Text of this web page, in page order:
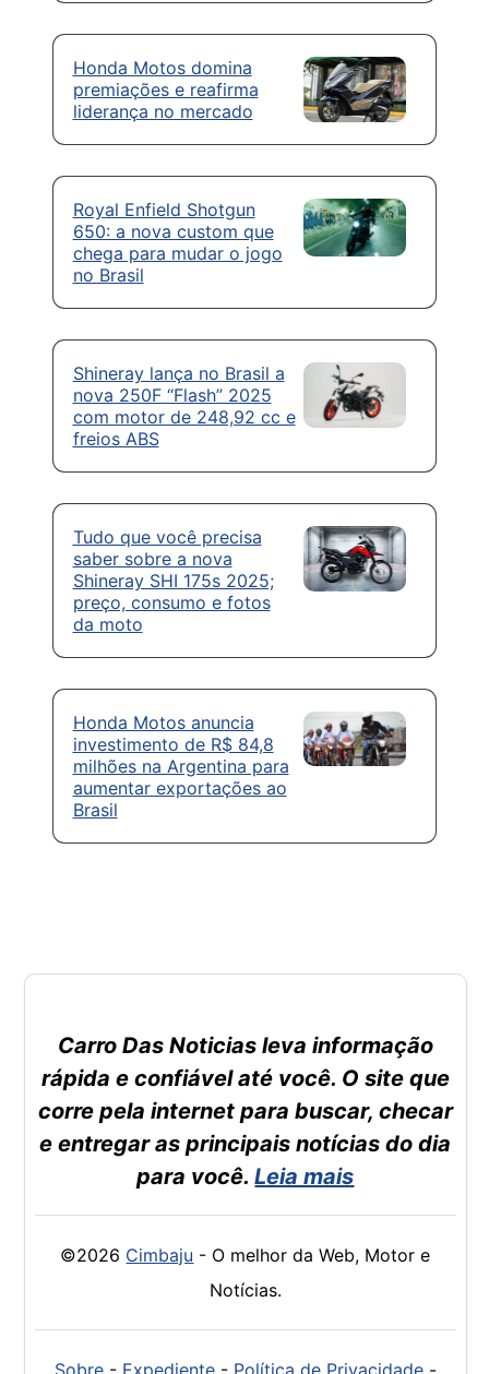
Honda Motos domina
premiações e reafirma
liderança no mercado
Royal Enfield Shotgun
650: a nova custom que
chega para mudar o jogo
no Brasil
Shineray lança no Brasil a
nova 250F “Flash” 2025
com motor de 248,92 cc e
freios ABS
Tudo que você precisa
saber sobre a nova
Shineray SHI 175s 2025;
preço, consumo e fotos
da moto
Honda Motos anuncia
investimento de R$ 84,8
milhões na Argentina para
aumentar exportações ao
Brasil
Carro Das Noticias leva informação
rápida e confiável até você. O site que
corre pela internet para buscar, checar
e entregar as principais notícias do dia
para você.Leia mais
©2026 Cimbaju - O melhor da Web, Motor e
Notícias.